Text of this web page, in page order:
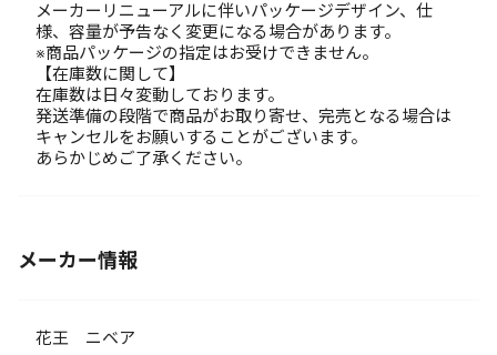
メーカーリニューアルに伴いパッケージデザイン、仕
様、容量が予告なく変更になる場合があります。
※商品パッケージの指定はお受けできません。
【在庫数に関して】
在庫数は日々変動しております。
発送準備の段階で商品がお取り寄せ、完売となる場合は
キャンセルをお願いすることがございます。
あらかじめご了承ください。
メーカー情報
花王 ニベア